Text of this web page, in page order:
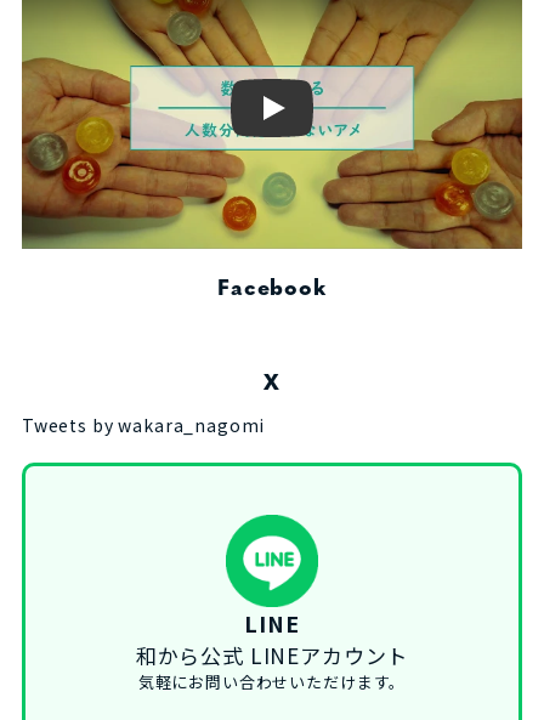
Play
Facebook
X
Tweets by wakara_nagomi
LINE
和から公式 LINEアカウント
気軽にお問い合わせいただけます。